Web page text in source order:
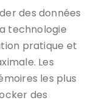
des données
technologie
pratique et
Les
les plus
des